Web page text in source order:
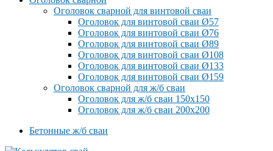
Оголовок сварной для винтовой сваи
Оголовок для винтовой сваи Ø57
Оголовок для винтовой сваи Ø76
Оголовок для винтовой сваи Ø89
Оголовок для винтовой сваи Ø108
Оголовок для винтовой сваи Ø133
Оголовок для винтовой сваи Ø159
Оголовок сварной для ж/б сваи
Оголовок для ж/б сваи 150x150
Оголовок для ж/б сваи 200x200
Бетонные ж/б сваи